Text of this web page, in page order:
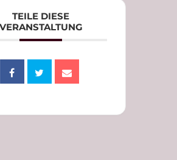
TEILE DIESE
VERANSTALTUNG